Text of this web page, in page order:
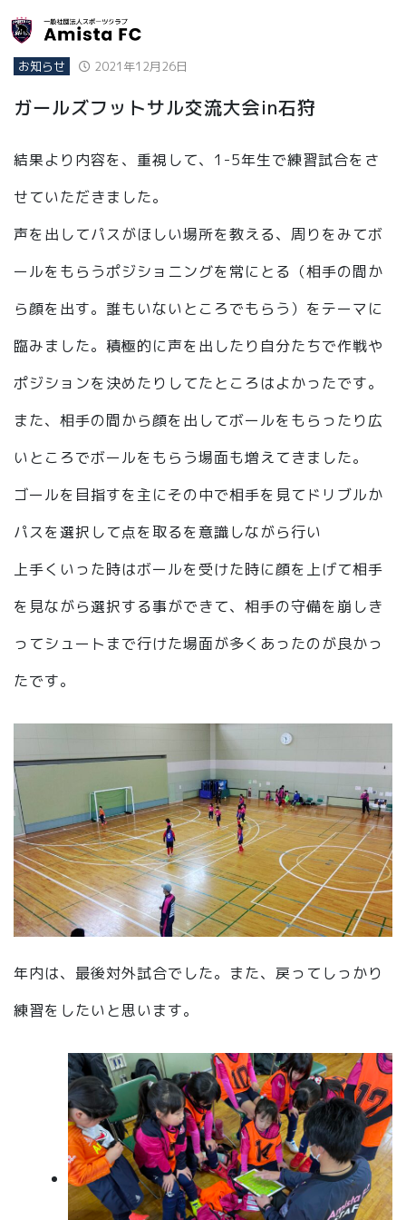
お知らせ 2021年12月26日
ガールズフットサル交流大会in石狩
結果より内容を、重視して、1-5年生で練習試合をさ
せていただきました。
声を出してパスがほしい場所を教える、周りをみてボ
ールをもらうポジショニングを常にとる（相手の間か
ら顔を出す。誰もいないところでもらう）をテーマに
臨みました。積極的に声を出したり自分たちで作戦や
ポジションを決めたりしてたところはよかったです。
また、相手の間から顔を出してボールをもらったり広
いところでボールをもらう場面も増えてきました。
ゴールを目指すを主にその中で相手を見てドリブルか
パスを選択して点を取るを意識しながら行い
上手くいった時はボールを受けた時に顔を上げて相手
を見ながら選択する事ができて、相手の守備を崩しき
ってシュートまで行けた場面が多くあったのが良かっ
たです。
年内は、最後対外試合でした。また、戻ってしっかり
練習をしたいと思います。